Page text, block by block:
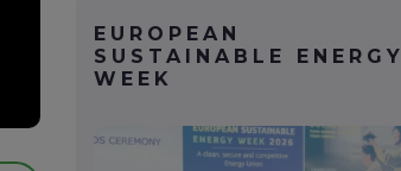
EUROPEAN
SUSTAINABLE ENERGY
WEEK